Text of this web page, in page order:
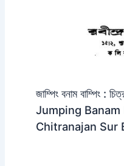
জাম্পিং বনাম বাম্পিং :
Jumping Banam
Chitranajan Sur